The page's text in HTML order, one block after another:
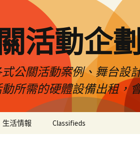
活動企
公關活動案例、舞台設
所需的硬體設備出租，
生活情報 Classifieds